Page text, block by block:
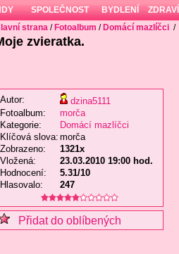
SPOLEČNOST BYDLENÍ ZDRAVÍ
strana / Fotoalbum / Domácí mazlíčci /
zvieratka.
Autor:
dzina5111
Fotoalbum:
morča
Kategorie:
Domácí mazlíčci
Klíčová slova: morča
Zobrazeno:
1321x
Vložená:
23.03.2010 19:00 hod.
Hodnocení:
5.31/10
Hlasovalo:
247
Přidat do oblíbených